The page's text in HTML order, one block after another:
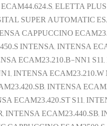
ELETTA
SUPER AUTOMATIC
CAPPUCCINO
INTENSA, INTENSA
ECAM23.210.B-NN1
INTENSA
INTENSA
ECAM23.420.ST S11,
ECAM23.440.SB,